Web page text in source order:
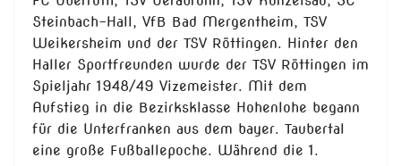
Steinbach-Hall, VfB Bad Mergentheim, TSV
Weikersheim und der TSV Röttingen. Hinter den
Haller Sportfreunden wurde der TSV Röttingen im
Spieljahr 1948/49 Vizemeister. Mit dem
Aufstieg in die Bezirksklasse Hohenlohe begann
für die Unterfranken aus dem bayer. Taubertal
eine große Fußballepoche. Während die 1.